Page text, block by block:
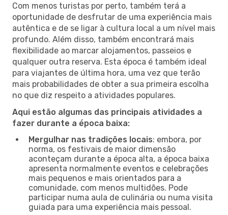
Com menos turistas por perto, também terá a
oportunidade de desfrutar de uma experiência mais
autêntica e de se ligar à cultura local a um nível mais
profundo. Além disso, também encontrará mais
flexibilidade ao marcar alojamentos, passeios e
qualquer outra reserva. Esta época é também ideal
para viajantes de última hora, uma vez que terão
mais probabilidades de obter a sua primeira escolha
no que diz respeito a atividades populares.
Aqui estão algumas das principais atividades a
fazer durante a época baixa:
Mergulhar nas tradições locais: embora, por
norma, os festivais de maior dimensão
aconteçam durante a época alta, a época baixa
apresenta normalmente eventos e celebrações
mais pequenos e mais orientados para a
comunidade, com menos multidões. Pode
participar numa aula de culinária ou numa visita
guiada para uma experiência mais pessoal.